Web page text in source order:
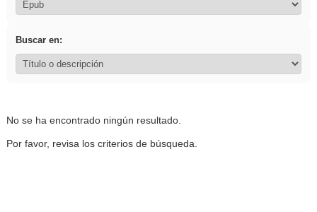
Buscar en:
No se ha encontrado ningún resultado.
Por favor, revisa los criterios de búsqueda.